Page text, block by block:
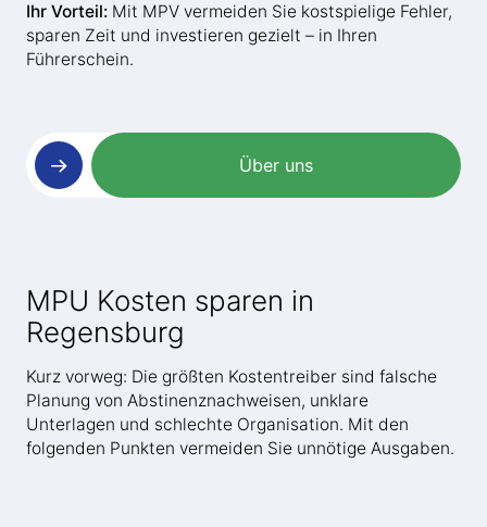
Ihr Vorteil: Mit MPV vermeiden Sie kostspielige Fehler,
sparen Zeit und investieren gezielt – in Ihren
Führerschein.
Über uns
MPU Kosten sparen in
Regensburg
Kurz vorweg: Die größten Kostentreiber sind falsche
Planung von Abstinenznachweisen, unklare
Unterlagen und schlechte Organisation. Mit den
folgenden Punkten vermeiden Sie unnötige Ausgaben.